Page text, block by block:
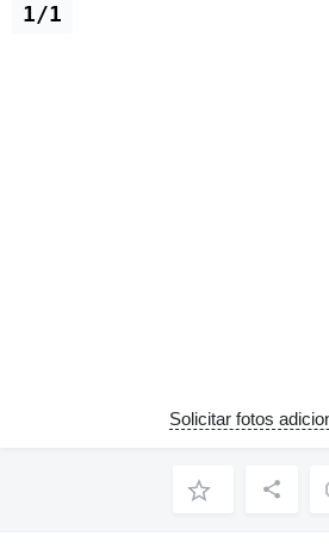
1/1
Solicitar fotos